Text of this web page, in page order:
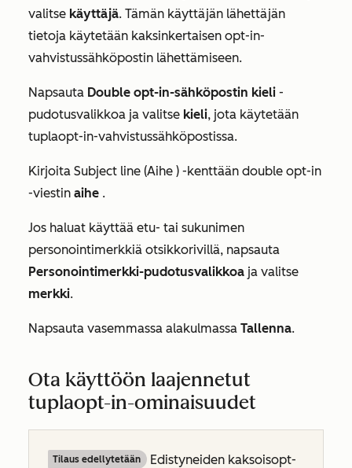
valitse käyttäjä. Tämän käyttäjän lähettäjän
tietoja käytetään kaksinkertaisen opt-in-
vahvistussähköpostin lähettämiseen.
Napsauta Double opt-in-sähköpostin kieli -
pudotusvalikkoa ja valitse kieli, jota käytetään
tuplaopt-in-vahvistussähköpostissa.
Kirjoita Subject line (Aihe ) -kenttään double opt-in
-viestin aihe .
Jos haluat käyttää etu- tai sukunimen
personointimerkkiä otsikkorivillä, napsauta
Personointimerkki-pudotusvalikkoa ja valitse
merkki.
Napsauta vasemmassa alakulmassa Tallenna.
Ota käyttöön laajennetut
tuplaopt-in-ominaisuudet
Tilaus edellytetään
Edistyneiden kaksoisopt-